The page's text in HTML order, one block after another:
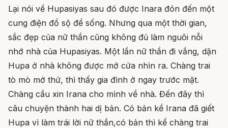
Lại nói về Hupasiyas sau đó được Inara đón đến một
cung điện đồ sộ để sống. Nhưng qua một thời gian,
sắc đẹp của nữ thần cũng không đủ làm nguôi nỗi
nhớ nhà của Hupasiyas. Một lần nữ thần đi vắng, dặn
Hupa ở nhà không được mở cửa nhìn ra. Chàng trai
tò mò mở thử, thì thấy gia đình ở ngay trước mặt.
Chàng cầu xin Irana cho mình về nhà. Đến đây thì
câu chuyện thành hai dị bản. Có bản kể Irana đã giết
Hupa vì làm trái lời nữ thần,có bản thì kể chàng trai